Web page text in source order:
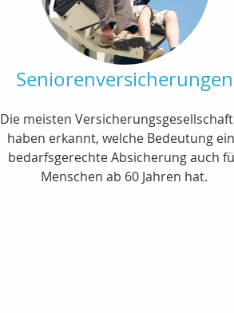
Seniorenversicherungen
Die meisten
haben erkannt, welche Bedeutung
bedarfsgerechte Absicherung auch
Menschen ab 60 Jahren hat.